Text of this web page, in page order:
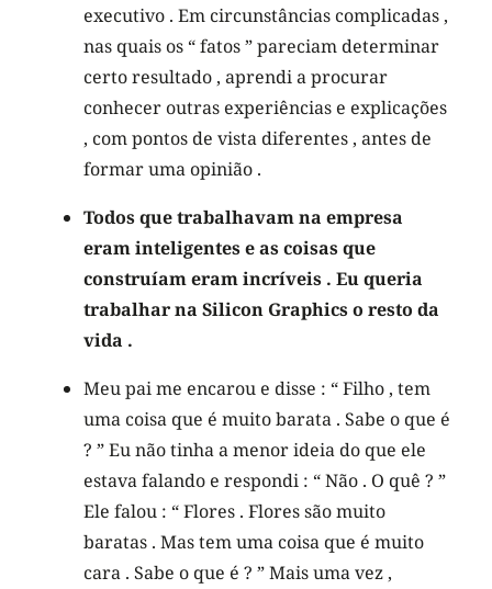
executivo . Em circunstâncias complicadas ,
nas quais os “ fatos ” pareciam determinar
certo resultado , aprendi a procurar
conhecer outras experiências e explicações
, com pontos de vista diferentes , antes de
formar uma opinião .
Todos que trabalhavam na empresa
eram inteligentes e as coisas que
construíam eram incríveis . Eu queria
trabalhar na Silicon Graphics o resto da
vida .
Meu pai me encarou e disse : “ Filho , tem
uma coisa que é muito barata . Sabe o que é
? ” Eu não tinha a menor ideia do que ele
estava falando e respondi : “ Não . O quê ? ”
Ele falou : “ Flores . Flores são muito
baratas . Mas tem uma coisa que é muito
cara . Sabe o que é ? ” Mais uma vez ,